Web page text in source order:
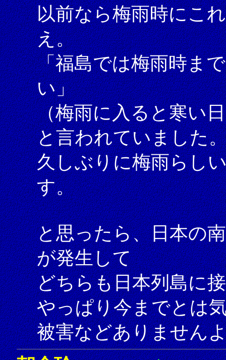
以前なら梅雨時にこ
え。
「福島では梅雨時ま
い」
（梅雨に入ると寒い
と言われていました
久しぶりに梅雨らし
す。
と思ったら、日本の
が発生して
どちらも日本列島に
やっぱり今までとは
被害などありません